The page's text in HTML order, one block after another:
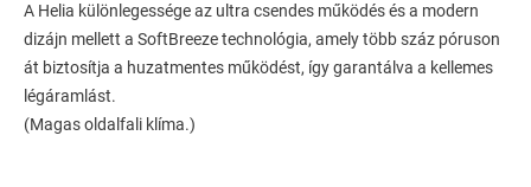
A Helia különlegessége az ultra csendes működés és a modern
dizájn mellett a SoftBreeze technológia, amely több száz póruson
át biztosítja a huzatmentes működést, így garantálva a kellemes
légáramlást.
(Magas oldalfali klíma.)